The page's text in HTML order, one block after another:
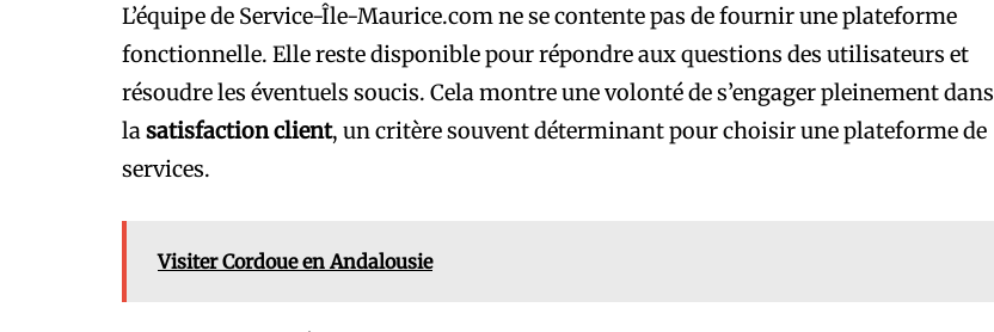
L’équipe de Service-Île-Maurice.com ne se contente pas de fournir une plateforme
fonctionnelle. Elle reste disponible pour répondre aux questions des utilisateurs et
résoudre les éventuels soucis. Cela montre une volonté de s’engager pleinement dans
lasatisfaction client, un critère souvent déterminant pour choisir une plateforme de
services.
Visiter Cordoue en Andalousie